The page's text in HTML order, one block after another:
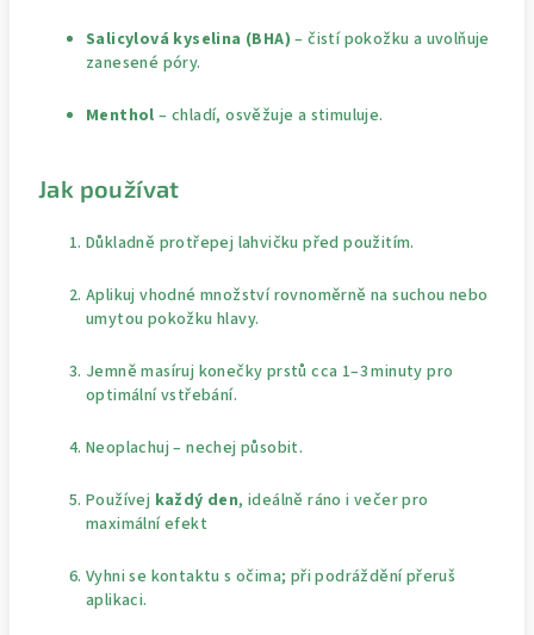
Salicylová kyselina (BHA) – čistí pokožku a uvolňuje
zanesené póry.
Menthol – chladí, osvěžuje a stimuluje.
Jak používat
Důkladně protřepej lahvičku před použitím.
Aplikuj vhodné množství rovnoměrně na suchou nebo
umytou pokožku hlavy.
Jemně masíruj konečky prstů cca 1–3 minuty pro
optimální vstřebání.
Neoplachuj – nechej působit.
Používej každý den, ideálně ráno i večer pro
maximální efekt
Vyhni se kontaktu s očima; při podráždění přeruš
aplikaci.